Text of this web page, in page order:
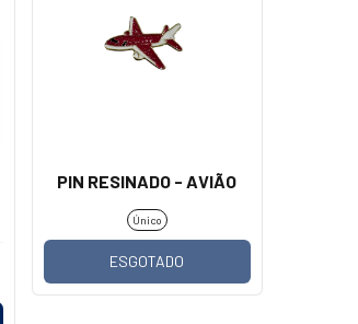
PIN RESINADO - AVIÃO
Único
ESGOTADO